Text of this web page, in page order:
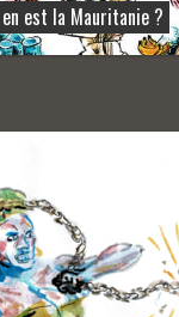
est la Mauritanie ?